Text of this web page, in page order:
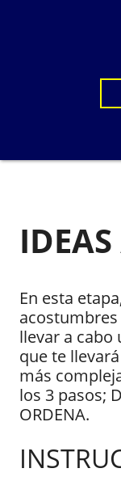
En esta
llevar a
que te
más
los 3 pasos;
ORDENA.